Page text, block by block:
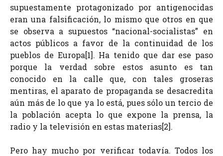
supuestamente protagonizado por antigenocidas
eran una falsificación, lo mismo que otros en que
se observa a supuestos “nacional-socialistas” en
actos públicos a favor de la continuidad de los
pueblos de Europa[1]. Ha tenido que dar ese paso
porque la verdad sobre estos asunto es tan
conocido en la calle que, con tales groseras
mentiras, el aparato de propaganda se desacredita
aún más de lo que ya lo está, pues sólo un tercio de
la población acepta lo que expone la prensa, la
radio y la televisión en estas materias[2].
Pero hay mucho por verificar todavía. Todos los